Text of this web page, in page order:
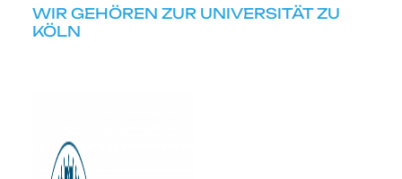
WIR GEHÖREN ZUR UNIVERSITÄT ZU
KÖLN